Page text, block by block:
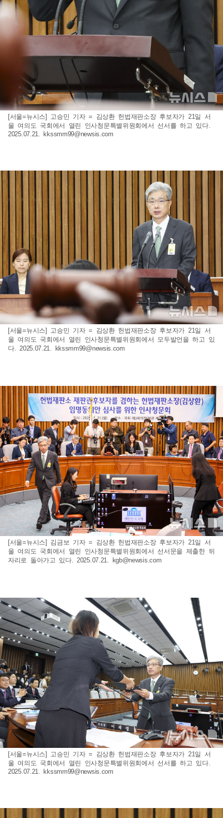
[서울=뉴시스] 고승민 기자 = 김상환 헌법재판소장 후보자가 21일 서
울 여의도 국회에서 열린 인사청문특별위원회에서 선서를 하고 있다.
2025.07.21. kkssmm99@newsis.com
[서울=뉴시스] 고승민 기자 = 김상환 헌법재판소장 후보자가 21일 서
울 여의도 국회에서 열린 인사청문특별위원회에서 모두발언을 하고 있
다. 2025.07.21.
kkssmm99@newsis.com
[서울=뉴시스] 김금보 기자 = 김상환 헌법재판소장 후보자가 21일 서
울 여의도 국회에서 열린 인사청문특별위원회에서 선서문을 제출한 뒤
자리로 돌아가고 있다. 2025.07.21.
kgb@newsis.com
[서울=뉴시스] 고승민 기자 = 김상환 헌법재판소장 후보자가 21일 서
울 여의도 국회에서 열린 인사청문특별위원회에서 선서를 하고 있다.
2025.07.21. kkssmm99@newsis.com